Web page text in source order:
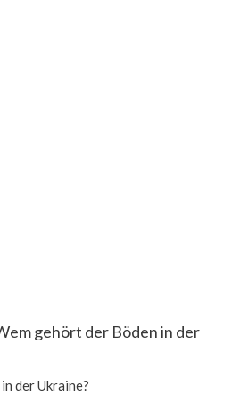
gehört der Böden in der
der Ukraine?